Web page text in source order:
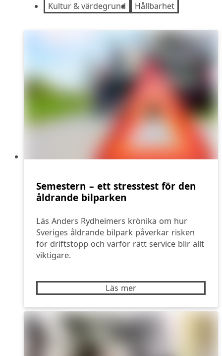
Kultur & värdegrund Hållbarhet
Semestern – ett stresstest för den
åldrande bilparken
Läs Anders Rydheimers krönika om hur
Sveriges åldrande bilpark påverkar risken
för driftstopp och varför rätt service blir allt
viktigare.
Läs mer